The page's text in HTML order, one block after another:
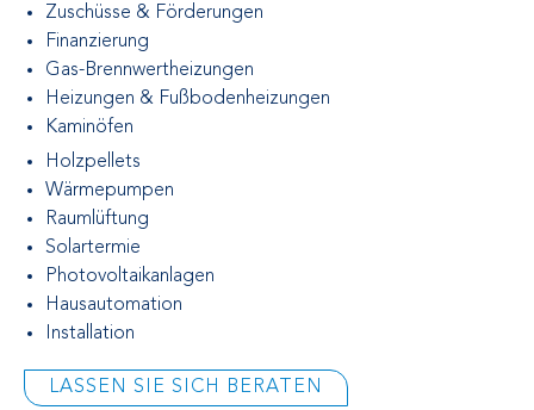
Zuschüsse & Förderungen
Finanzierung
Gas-Brennwertheizungen
Heizungen & Fußbodenheizungen
Kaminöfen
Holzpellets
Wärmepumpen
Raumlüftung
Solartermie
Photovoltaikanlagen
Hausautomation
Installation
LASSEN SIE SICH BERATEN